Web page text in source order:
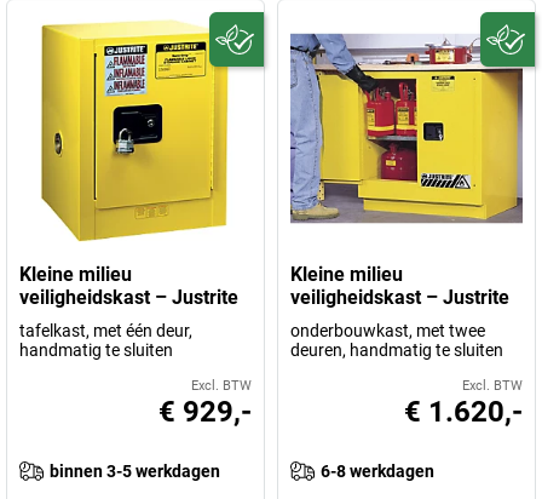
Kleine milieu
veiligheidskast – Justrite
tafelkast, met één deur,
handmatig te sluiten
Excl. BTW
€ 929,-
binnen 3-5 werkdagen
Kleine milieu
veiligheidskast – Justrite
onderbouwkast, met twee
deuren, handmatig te sluiten
Excl. BTW
€ 1.620,-
6-8 werkdagen